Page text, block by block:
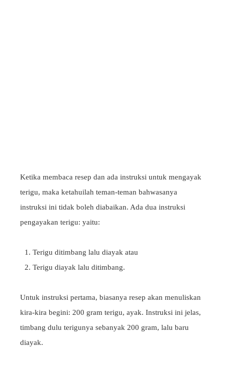
Ketika membaca resep dan ada instruksi untuk mengayak
terigu, maka ketahuilah teman-teman bahwasanya
instruksi ini tidak boleh diabaikan. Ada dua instruksi
pengayakan terigu: yaitu:
Terigu ditimbang lalu diayak atau
Terigu diayak lalu ditimbang.
Untuk instruksi pertama, biasanya resep akan menuliskan
kira-kira begini: 200 gram terigu, ayak. Instruksi ini jelas,
timbang dulu terigunya sebanyak 200 gram, lalu baru
diayak.